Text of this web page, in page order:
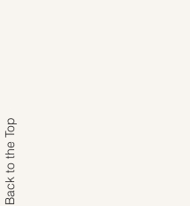
Back to the Top